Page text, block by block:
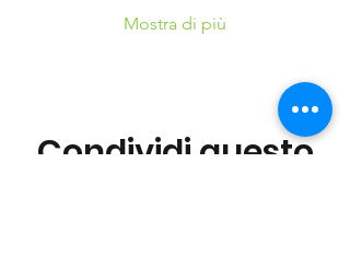
Mostra di più
Condividi questo